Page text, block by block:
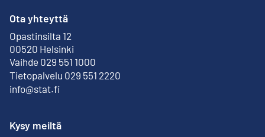
Ota yhteyttä
Opastinsilta 12
00520 Helsinki
Ulkoinen linkki
Vaihde 029 551 1000
Tietopalvelu 029 551 2220
info@stat.fi
Kysy meiltä